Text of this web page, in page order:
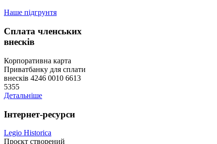
Наше підгрунтя
Сплата членських
внесків
Корпоративна карта
Приватбанку для сплати
внесків 4246 0010 6613
5355
Детальніше
Інтернет-ресурси
Legio Historica
Проєкт створений